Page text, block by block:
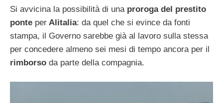
Si avvicina la possibilità di una proroga del prestito
ponte per Alitalia: da quel che si evince da fonti
stampa, il Governo sarebbe già al lavoro sulla stessa
per concedere almeno sei mesi di tempo ancora per il
rimborso da parte della compagnia.